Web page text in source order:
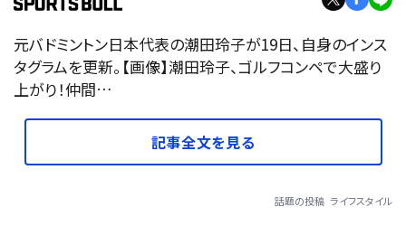
元バドミントン日本代表の潮田玲子が19日、自身のインス
タグラムを更新。【画像】潮田玲子、ゴルフコンペで大盛り
上がり！仲間…
記事全文を見る
話題の投稿 ライフスタイル